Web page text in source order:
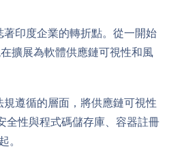
著印度企業的轉折點。從一開始
擴展為軟體供應鏈可視性和風
規遵循的層面，將供應鏈可視性
全性與程式碼儲存庫、容器註冊
。